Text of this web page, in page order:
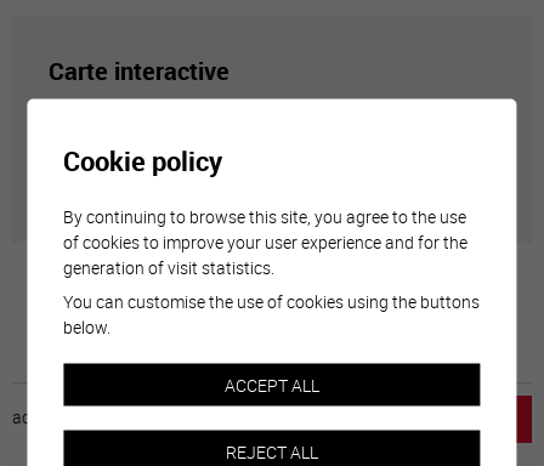
Carte interactive
de Sierre.
accueil
Cookie policy
By continuing to browse this site, you agree to the use
of cookies to improve your user experience and for the
generation of visit statistics.
You can customise the use of cookies using the buttons
below.
ACCEPT ALL
REJECT ALL